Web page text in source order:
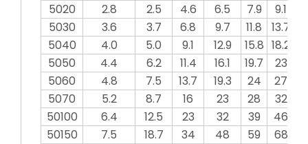
5020
2.8 2.5 4.6 6.5 7.9 9.1
5030
3.6 3.7 6.8 9.7 11.8 13.7
5040
4.0 5.0 9.1 12.9 15.8 18.2
5050
4.4 6.2 11.4 16.1 19.7 23
5060
4.8 7.5 13.7 19.3 24 27
5070
5.2 8.7 16 23 28 32
50100
6.4 12.5 23 32 39 46
50150
7.5 18.7 34 48 59 68